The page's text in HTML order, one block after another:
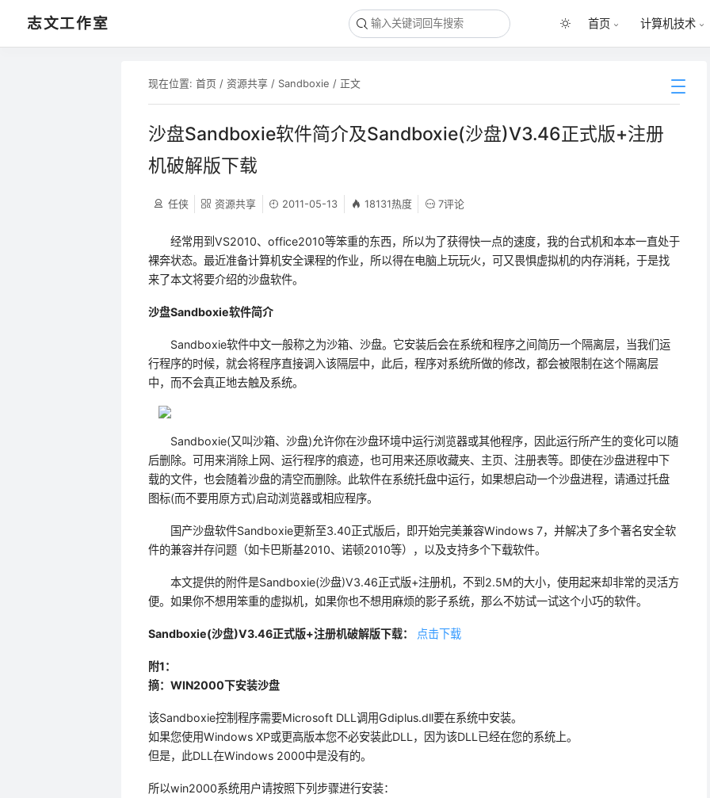
志文工作室 首页 计算机技术
现在位置: 首页 / 资源共享/ Sandboxie / 正文
沙盘Sandboxie软件简介及Sandboxie(沙盘)V3.46正式版+注册
机破解版下载
任侠 资源共享 2011-05-13 18131热度 7评论
经常用到VS2010、office2010等笨重的东西，所以为了获得快一点的速度，我的台式机和本本一直处于
裸奔状态。最近准备计算机安全课程的作业，所以得在电脑上玩玩火，可又畏惧虚拟机的内存消耗，于是找
来了本文将要介绍的沙盘软件。
沙盘Sandboxie软件简介
Sandboxie软件中文一般称之为沙箱、沙盘。它安装后会在系统和程序之间简历一个隔离层，当我们运
行程序的时候，就会将程序直接调入该隔层中，此后，程序对系统所做的修改，都会被限制在这个隔离层
中，而不会真正地去触及系统。
Sandboxie(又叫沙箱、沙盘)允许你在沙盘环境中运行浏览器或其他程序，因此运行所产生的变化可以随
后删除。可用来消除上网、运行程序的痕迹，也可用来还原收藏夹、主页、注册表等。即使在沙盘进程中下
载的文件，也会随着沙盘的清空而删除。此软件在系统托盘中运行，如果想启动一个沙盘进程，请通过托盘
图标(而不要用原方式)启动浏览器或相应程序。
国产沙盘软件Sandboxie更新至3.40正式版后，即开始完美兼容Windows 7，并解决了多个著名安全软
件的兼容并存问题（如卡巴斯基2010、诺顿2010等），以及支持多个下载软件。
本文提供的附件是Sandboxie(沙盘)V3.46正式版+注册机，不到2.5M的大小，使用起来却非常的灵活方
便。如果你不想用笨重的虚拟机，如果你也不想用麻烦的影子系统，那么不妨试一试这个小巧的软件。
Sandboxie(沙盘)V3.46正式版+注册机破解版下载： 点击下载
附1：
摘：WIN2000下安装沙盘
该Sandboxie控制程序需要Microsoft DLL调用Gdiplus.dll要在系统中安装。
如果您使用Windows XP或更高版本您不必安装此DLL，因为该DLL已经在您的系统上。
但是，此DLL在Windows 2000中是没有的。
所以win2000系统用户请按照下列步骤进行安装：